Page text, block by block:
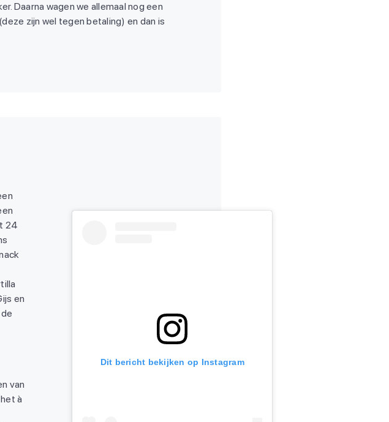
Daarna wagen we allemaal nog een
zijn wel tegen betaling) en dan is
24
en
van
à
Dit bericht bekijken op Instagram